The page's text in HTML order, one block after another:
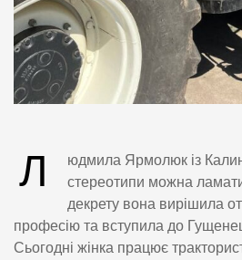
Л
юдмила Ярмолюк із
стереотипи можна
декрету вона вирішила
професію та вступила до
Сьогодні жінка працює